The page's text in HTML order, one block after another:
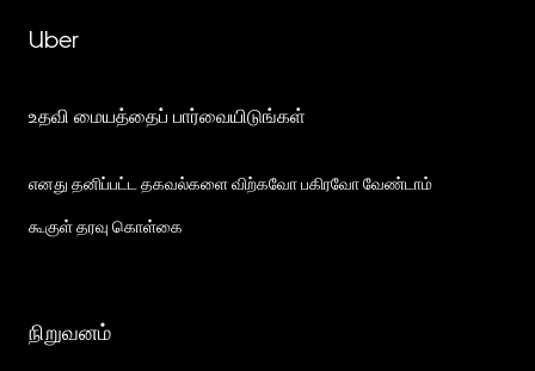
Uber
உதவி மையத்தைப் பார்வையிடுங்கள்
எனது தனிப்பட்ட தகவல்களை விற்கவோ பகிரவோ வேண்டாம்
கூகுள் தரவு கொள்கை
நிறுவனம்